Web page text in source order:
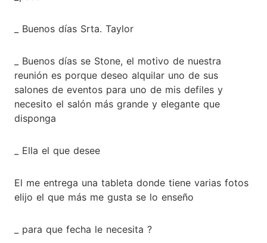
_ Buenos días Srta. Taylor
_ Buenos días se Stone, el motivo de nuestra
reunión es porque deseo alquilar uno de sus
salones de eventos para uno de mis defiles y
necesito el salón más grande y elegante que
disponga
_ Ella el que desee
El me entrega una tableta donde tiene varias fotos
elijo el que más me gusta se lo enseño
_ para que fecha le necesita ?